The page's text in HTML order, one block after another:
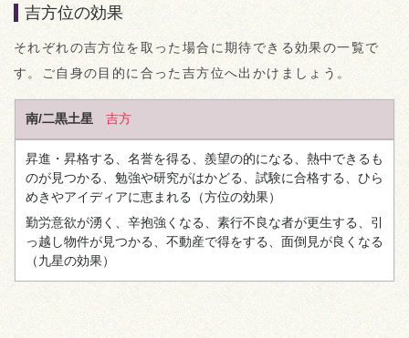
吉方位の効果
それぞれの吉方位を取った場合に期待できる効果の一覧で
す。ご自身の目的に合った吉方位へ出かけましょう。
南/二黒土星 吉方
昇進・昇格する、名誉を得る、羨望の的になる、熱中できるも
のが見つかる、勉強や研究がはかどる、試験に合格する、ひら
めきやアイディアに恵まれる （方位の効果）
勤労意欲が湧く、辛抱強くなる、素行不良な者が更生する、引
っ越し物件が見つかる、不動産で得をする、面倒見が良くなる
（九星の効果）